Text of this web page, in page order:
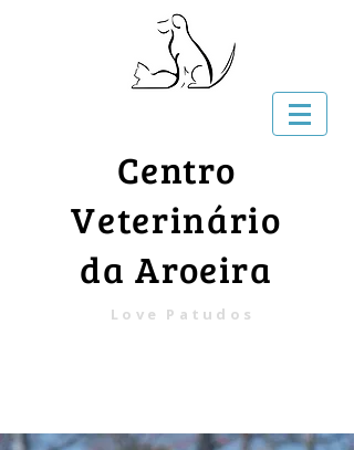
Centro
Veterinário
da Aroeira
Love Patudos